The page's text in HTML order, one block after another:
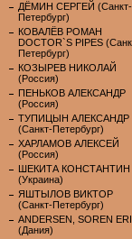
ДЁМИН СЕРГЕЙ (Санкт-
Петербург)
КОВАЛЁВ РОМАН
DOCTOR`S PIPES
Петербург)
КОЗЫРЕВ НИКОЛАЙ
(Россия)
ПЕНЬКОВ АЛЕКСАНДР
(Россия)
ТУПИЦЫН АЛЕКСАНДР
(Санкт-Петербург)
ХАРЛАМОВ АЛЕКСЕЙ
(Россия)
ШЕКИТА КОНСТАНТИН
(Украина)
ЯШТЫЛОВ ВИКТОР
(Санкт-Петербург)
ANDERSEN, SOREN
(Дания)